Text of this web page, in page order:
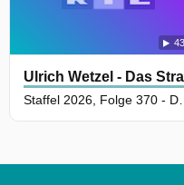
Ulrich Wetzel - Das